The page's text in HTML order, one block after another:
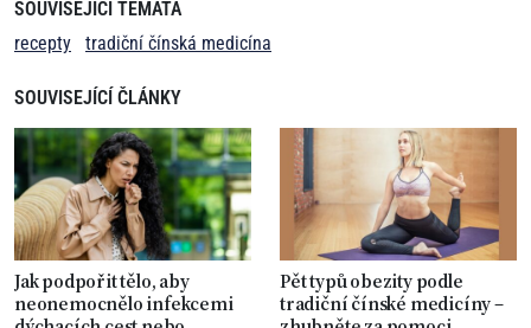
SOUVISEJÍCÍ TÉMATA
recepty
tradiční čínská medicína
SOUVISEJÍCÍ ČLÁNKY
Jak podpořit tělo, aby
neonemocnělo infekcemi
Pět typů obezity podle
tradiční čínské medicíny –